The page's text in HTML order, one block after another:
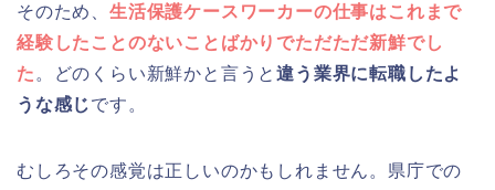
そのため、 生活保護ケースワーカーの仕事はこれまで
経験したことのないことばかりでただただ新鮮でし
た 。どのくらい新鮮かと言うと違う業界に転職したよ
うな感じです。
むしろその感覚は正しいのかもしれません。県庁での